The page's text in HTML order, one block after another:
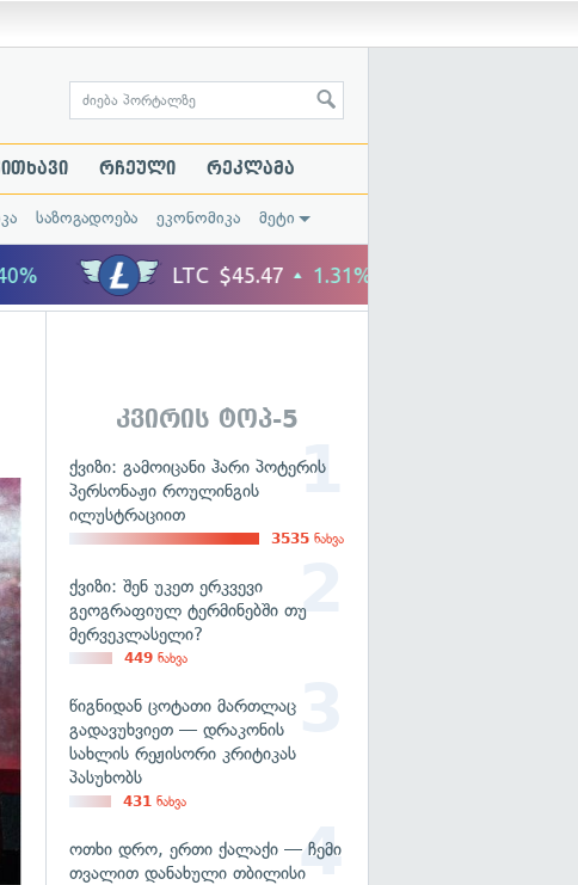
რჩეული რეკლამა
საზოგადოება ეკონომიკა მეტი
კვირის ტოპ-5
ქვიზი: გამოიცანი ჰარი პოტერის
პერსონაჟი როულინგის
ილუსტრაციით
3535 ნახვა
ქვიზი: შენ უკეთ ერკვევი
გეოგრაფიულ ტერმინებში თუ
მერვეკლასელი?
449 ნახვა
წიგნიდან ცოტათი მართლაც
გადავუხვიეთ — დრაკონის
სახლის რეჟისორი კრიტიკას
პასუხობს
431 ნახვა
ოთხი დრო, ერთი ქალაქი — ჩემი
თვალით დანახული თბილისი